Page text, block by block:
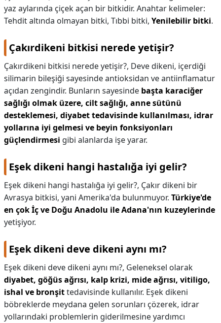
yaz aylarında çiçek açan bir bitkidir. Anahtar kelimeler:
Tehdit altında olmayan bitki, Tıbbi bitki, Yenilebilir bitki.
Çakırdikeni bitkisi nerede yetişir?
Çakırdikeni bitkisi nerede yetişir?, Deve dikeni, içerdiği
silimarin bileşiği sayesinde antioksidan ve antiinflamatur
açıdan zengindir. Bunların sayesinde başta karaciğer
sağlığı olmak üzere, cilt sağlığı, anne sütünü
desteklemesi, diyabet tedavisinde kullanılması, idrar
yollarına iyi gelmesi ve beyin fonksiyonları
güçlendirmesi gibi alanlarda işe yarar.
Eşek dikeni hangi hastalığa iyi gelir?
Eşek dikeni hangi hastalığa iyi gelir?, Çakır dikeni bir
Avrasya bitkisi, yani Amerika'da bulunmuyor. Türkiye'de
en çok İç ve Doğu Anadolu ile Adana'nın kuzeylerinde
yetişiyor.
Eşek dikeni deve dikeni aynı mı?
Eşek dikeni deve dikeni aynı mı?, Geleneksel olarak
diyabet, göğüs ağrısı, kalp krizi, mide ağrısı, vitiligo,
ishal ve bronşittedavisinde kullanılır. Eşek dikeni
böbreklerde meydana gelen sorunları çözerek, idrar
yollarındaki problemlerin giderilmesine yardımcı